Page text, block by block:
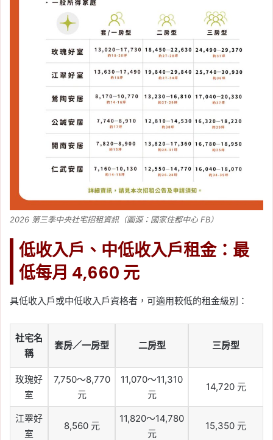
2026 第三季中央社宅招租資訊（圖源：國家住都中心 FB）
低收入戶、中低收入戶租金：最
低每月 4,660 元
具低收入戶或中低收入戶資格者，可適用較低的租金級別：
社宅名
稱
套房／一房型 二房型 三房型
玫瑰好
室
7,750～8,770
元
11,070～11,310
元
14,720 元
江翠好
室
8,560 元
11,820～14,780
元
15,350 元